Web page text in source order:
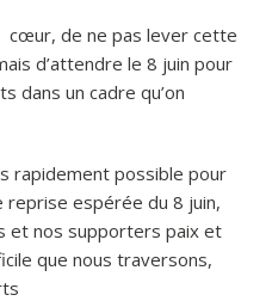
cœur, de ne pas lever cette
d’attendre le 8 juin pour
dans un cadre qu’on
rapidement possible pour
espérée du 8 juin,
et nos supporters paix et
que nous traversons,